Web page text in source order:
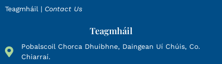
Teagmháil | Contact Us
Teagmháil
Pobalscoil Chorca Dhuibhne, Daingean Uí Chúis, Co.
Chiarraí.